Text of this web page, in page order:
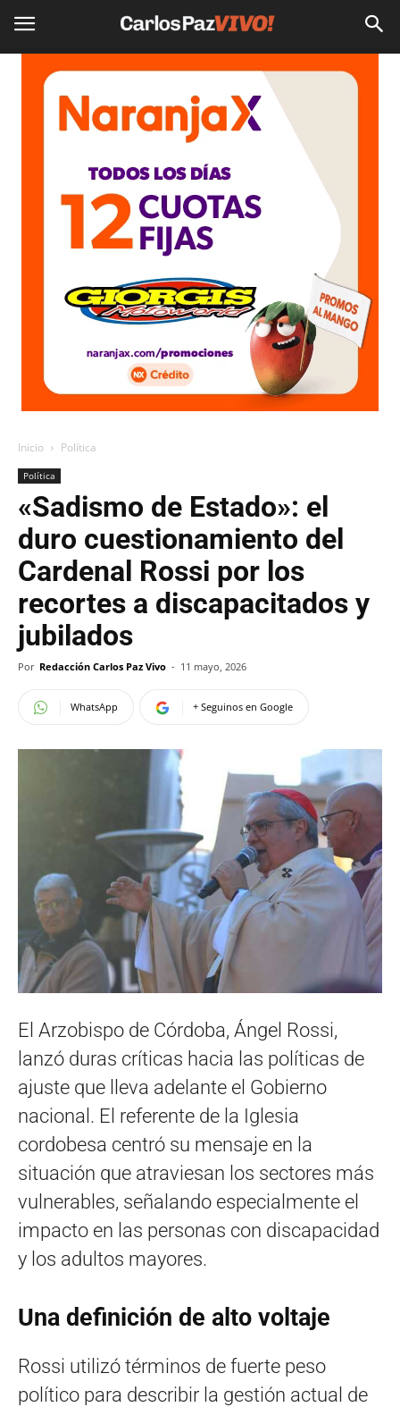
Inicio Política
Política
«Sadismo de Estado»: el
duro cuestionamiento del
Cardenal Rossi por los
recortes a discapacitados y
jubilados
Por Redacción Carlos Paz Vivo - 11 mayo, 2026
WhatsApp + Seguinos en Google
El Arzobispo de Córdoba, Ángel Rossi,
lanzó duras críticas hacia las políticas de
ajuste que lleva adelante el Gobierno
nacional. El referente de la Iglesia
cordobesa centró su mensaje en la
situación que atraviesan los sectores más
vulnerables, señalando especialmente el
impacto en las personas con discapacidad
y los adultos mayores.
Una definición de alto voltaje
Rossi utilizó términos de fuerte peso
político para describir la gestión actual de